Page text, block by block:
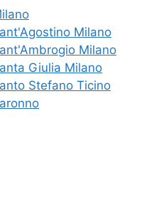
Milano
Milano
Giulia Milano
Stefano Ticino